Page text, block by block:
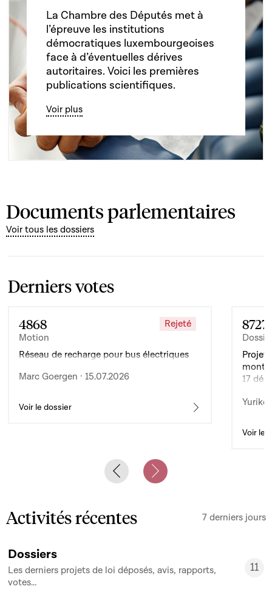
La Chambre des Députés met à
l’épreuve les institutions
démocratiques luxembourgeoises
face à d’éventuelles dérives
autoritaires. Voici les premières
publications scientifiques.
Voir plus
Documents parlementaires
Voir tous les dossiers
Derniers votes
4868
Motion
Rejeté
Réseau de recharge pour bus électriques
Marc Goergen · 15.07.2026
Voir le dossier
8727
Projet
17
Yuriko
Voir le
Previous slideNext slide
Activités récentes 7 derniers jours
Dossiers
Les derniers projets de loi déposés, avis, rapports,
votes...
11
11